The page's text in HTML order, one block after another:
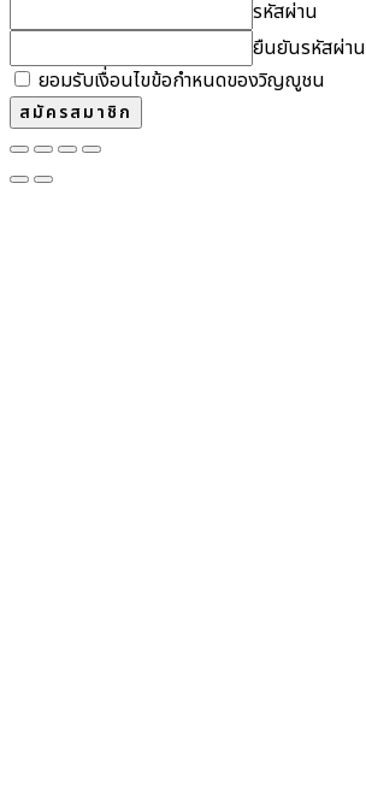
รหัสผ่าน
ยืนยันรหัสผ่าน
ยอมรับเงื่อนไขข้อกำหนดของวิญญูชน